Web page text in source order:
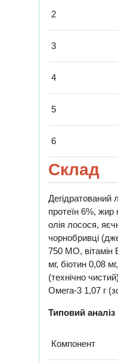
2
3
4
5
6
Склад
Дегідратований
протеїн 6%, жир
олія лосося,
чорнобривці
750 МО, вітамін
мг, біотин 0,08
(технічно
Омега-3 1,07 г
Типовий аналіз
Компонент